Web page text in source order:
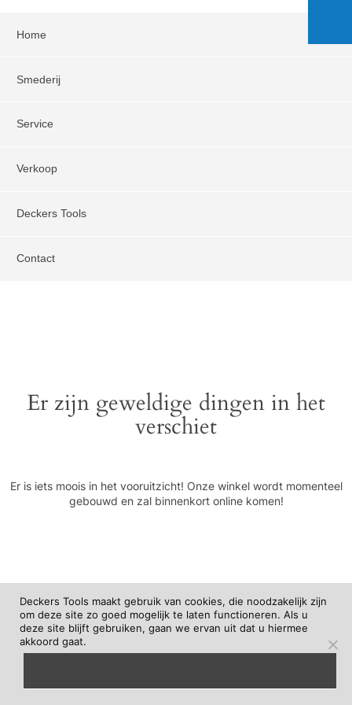
Home
Smederij
Service
Verkoop
Deckers Tools
Contact
Er zijn geweldige dingen in het
verschiet
Er is iets moois in het vooruitzicht! Onze winkel wordt momenteel
gebouwd en zal binnenkort online komen!
Deckers Tools maakt gebruik van cookies, die noodzakelijk zijn
om deze site zo goed mogelijk te laten functioneren. Als u
deze site blijft gebruiken, gaan we ervan uit dat u hiermee
akkoord gaat.